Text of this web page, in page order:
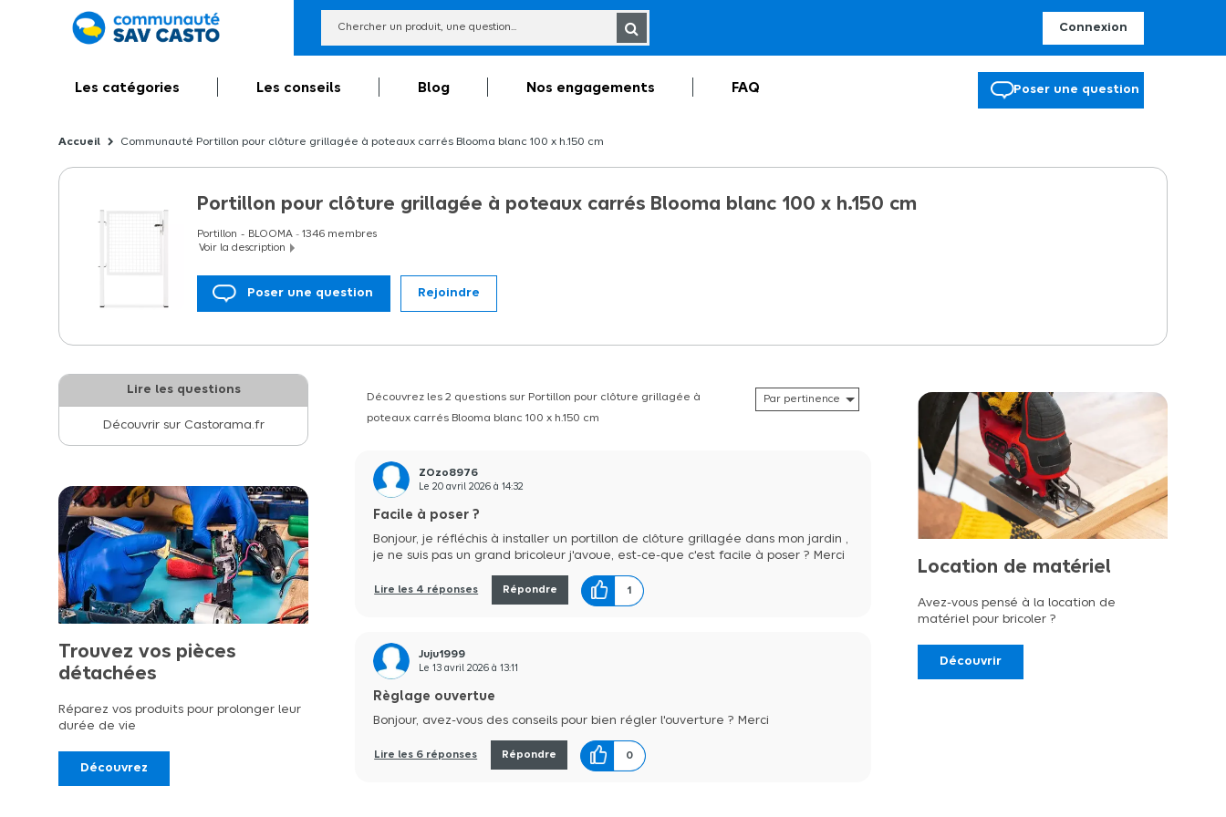
Connexion
Communauté Portillon pour clôture grillagée à poteaux carrés Blooma blanc 100 x h.150 cm
Les catégories Les conseils Blog Nos engagements FAQ Poser une question
Portillon pour clôture grillagée à poteaux carrés Blooma blanc 100 x h.150 cm
Portillon BLOOMA - 1346 membres
Voir la description
Portillon pour clôture grillagée à poteaux carrés Blooma blanc 100 x h.100 cm.
Poser une question Rejoindre
Lire les questions
Découvrir sur Castorama.fr
Trouvez vos pièces
détachées
Réparez vos produits pour prolonger leur
durée de vie
Découvrez
Découvrez les 2 questions sur Portillon pour clôture grillagée à
poteaux carrés Blooma blanc 100 x h.150 cm
ZOzo8976
Le20 avril 2026 à14:32
Facile à poser ?
Bonjour, je réfléchis à installer un portillon de clôture grillagée dans mon jardin ,
je ne suis pas un grand bricoleur j'avoue, est-ce-que c'est facile à poser ? Merci
Lire les 4 réponses Répondre 1
Juju1999
Le13 avril 2026 à13:11
Règlage ouvertue
Bonjour, avez-vous des conseils pour bien régler l'ouverture ? Merci
Lire les 6 réponses Répondre 0
Location de matériel
Avez-vous pensé à la location de
matériel pour bricoler ?
Découvrir